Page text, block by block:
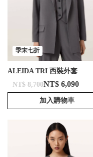
季末七折
ALEIDA TRI 西裝外套
NT$ 8,700NT$ 6,090
加入購物車